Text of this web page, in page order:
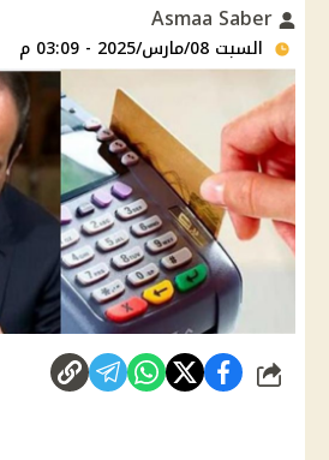
السبت 08/مارس/2025 - 03:09 م
شارك